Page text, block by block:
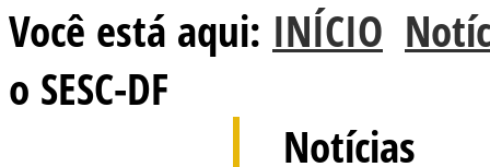
Você está aqui: INÍCIO
o SESC-DF
Notícias